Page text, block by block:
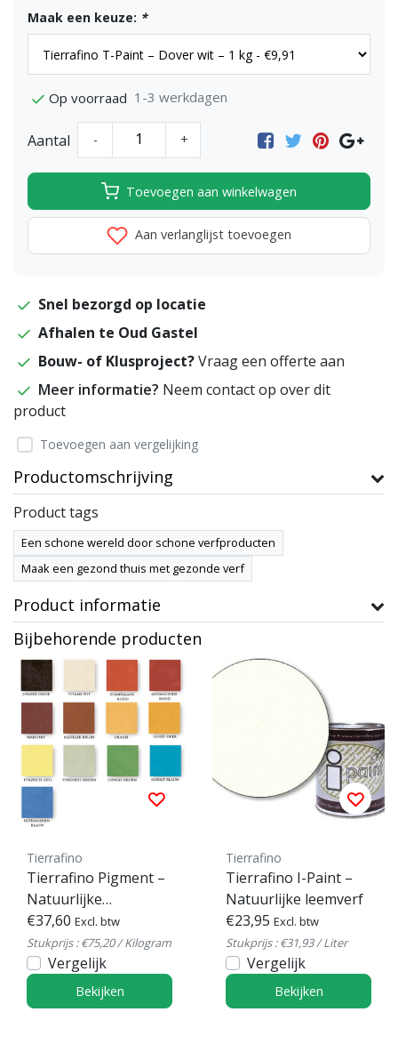
Maak een keuze: *
Op voorraad 1-3 werkdagen
Aantal - +
Toevoegen aan winkelwagen
Aan verlanglijst toevoegen
Snel bezorgd op locatie
Afhalen te Oud Gastel
Bouw- of Klusproject?Vraag een offerte aan
Meer informatie? Neem contact op over dit
product
Toevoegen aan vergelijking
Productomschrijving
Product tags
Een schone wereld door schone verfproducten
Maak een gezond thuis met gezonde verf
Product informatie
Bijbehorende producten
Tierrafino
Tierrafino Pigment –
Natuurlijke
kleurpigmenten –
500 g / 250 g
€37,60 Excl. btw
Stukprijs : €75,20 / Kilogram
Vergelijk
Bekijken
Tierrafino
Tierrafino I-Paint –
Natuurlijke leemverf
€23,95 Excl. btw
Stukprijs : €31,93 / Liter
Vergelijk
Bekijken